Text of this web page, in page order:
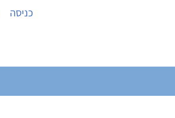
כניסה